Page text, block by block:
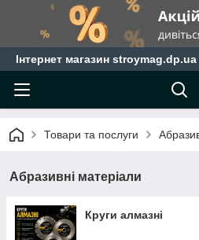
Інтернет магазин stroymag.dp.ua
Товари та послуги
Абразивні матеріали
Круги алмазні